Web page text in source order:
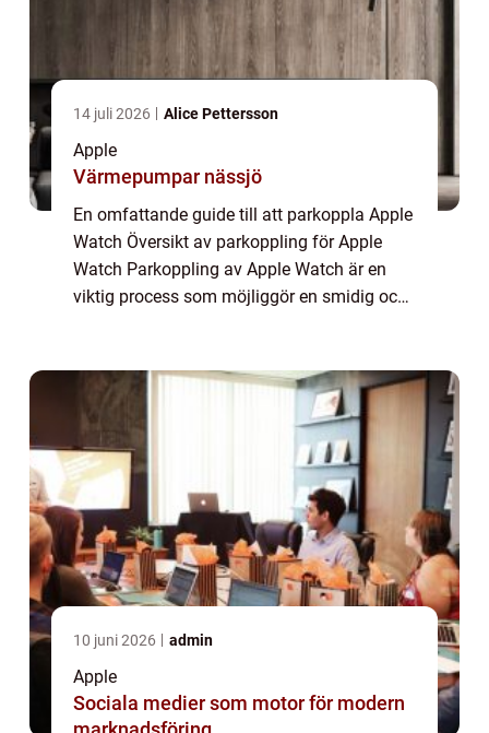
14 juli 2026 Alice Pettersson
Apple
Värmepumpar nässjö
En omfattande guide till att parkoppla Apple
Watch Översikt av parkoppling för Apple
Watch Parkoppling av Apple Watch är en
viktig process som möjliggör en smidig och
10 juni 2026 admin
Apple
Sociala medier som motor för modern